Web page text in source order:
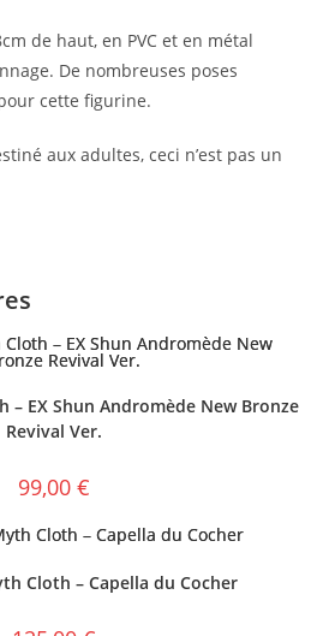
de haut, en PVC et en métal
De nombreuses poses
cette figurine.
aux adultes, ceci n’est pas un
– EX Shun Andromède New Bronze
Revival Ver.
99,00 €
Cloth – Capella du Cocher